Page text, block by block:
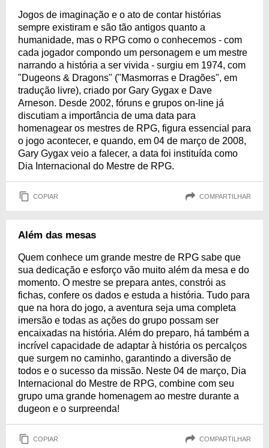
Jogos de imaginação e o ato de contar histórias
sempre existiram e são tão antigos quanto a
humanidade, mas o RPG como o conhecemos - com
cada jogador compondo um personagem e um mestre
narrando a história a ser vivida - surgiu em 1974, com
"Dugeons & Dragons" ("Masmorras e Dragões", em
tradução livre), criado por Gary Gygax e Dave
Arneson. Desde 2002, fóruns e grupos on-line já
discutiam a importância de uma data para
homenagear os mestres de RPG, figura essencial para
o jogo acontecer, e quando, em 04 de março de 2008,
Gary Gygax veio a falecer, a data foi instituída como
Dia Internacional do Mestre de RPG.
COPIAR COMPARTILHAR
Além das mesas
Quem conhece um grande mestre de RPG sabe que
sua dedicação e esforço vão muito além da mesa e do
momento. O mestre se prepara antes, constrói as
fichas, confere os dados e estuda a história. Tudo para
que na hora do jogo, a aventura seja uma completa
imersão e todas as ações do grupo possam ser
encaixadas na história. Além do preparo, há também a
incrível capacidade de adaptar à história os percalços
que surgem no caminho, garantindo a diversão de
todos e o sucesso da missão. Neste 04 de março, Dia
Internacional do Mestre de RPG, combine com seu
grupo uma grande homenagem ao mestre durante a
dugeon e o surpreenda!
COPIAR COMPARTILHAR